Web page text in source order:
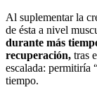
Al suplementar la
de ésta a nivel
durante más
recuperación, tras
escalada: permitiría
tiempo.